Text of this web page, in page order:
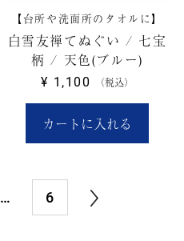
【台所や洗面所のタオルに】
白雪友禅てぬぐい / 七宝
柄 / 天色(ブルー)
¥ 1,100 税込
カートに入れる
… 6